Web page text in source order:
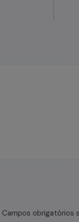
Campos obrigatórios